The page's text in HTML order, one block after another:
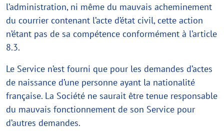
l’administration, ni même du mauvais acheminement
du courrier contenant l’acte d’état civil, cette action
n’étant pas de sa compétence conformément à l’article
8.3.
Le Service n’est fourni que pour les demandes d’actes
de naissance d’une personne ayant la nationalité
française. La Société ne saurait être tenue responsable
du mauvais fonctionnement de son Service pour
d’autres demandes.